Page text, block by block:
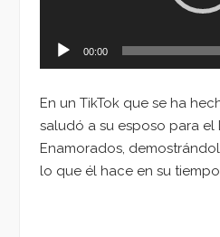
00:00
En un TikTok que se ha
saludó a su esposo para el
Enamorados,
lo que él hace en su